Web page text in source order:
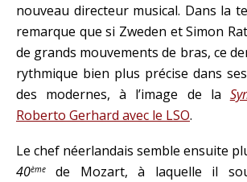
nouveau directeur musical. Dans la
remarque que si Zweden et Simon
de grands mouvements de bras, ce
rythmique bien plus précise dans
des modernes, à l’image de la
Roberto Gerhard avec le LSO.
Le chef néerlandais semble ensuite
40ème
de Mozart, à laquelle il